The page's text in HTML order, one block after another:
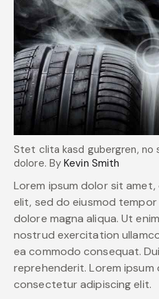
Stet clita kasd gubergren,
dolore. ByKevin Smith
Lorem ipsum dolor sit
elit, sed do eiusmod
dolore magna aliqua. Ut
nostrud exercitation
ea commodo consequat.
reprehenderit. Lorem ipsum
consectetur adipiscing elit.